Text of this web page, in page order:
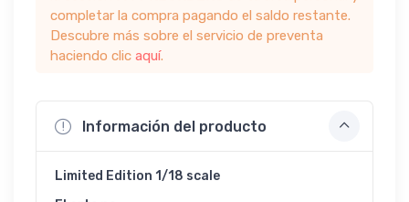
completar la compra pagando el saldo restante.
Descubre más sobre el servicio de preventa
haciendo clic aquí.
Información del producto
Limited Edition 1/18 scale